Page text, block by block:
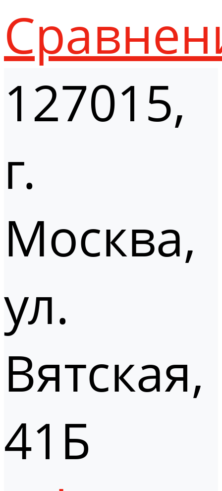
127015,
г.
Москва,
ул.
Вятская,
41Б